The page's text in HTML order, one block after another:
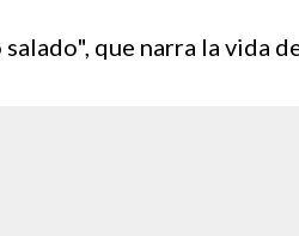
que narra la vida